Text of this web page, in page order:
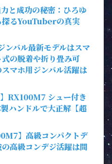
と成功の秘密：ひろゆ
探るYouTuberの真実
ンバル最新モデルはスマ
の脱着や折り畳み可
マホ用ジンバル活躍は
】RX100M7 シュー付き
ハンドルで大正解【超
】高級コンパクトデ
高級コンデジ活躍は間